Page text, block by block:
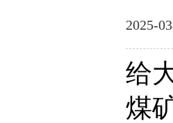
2025-
给
煤